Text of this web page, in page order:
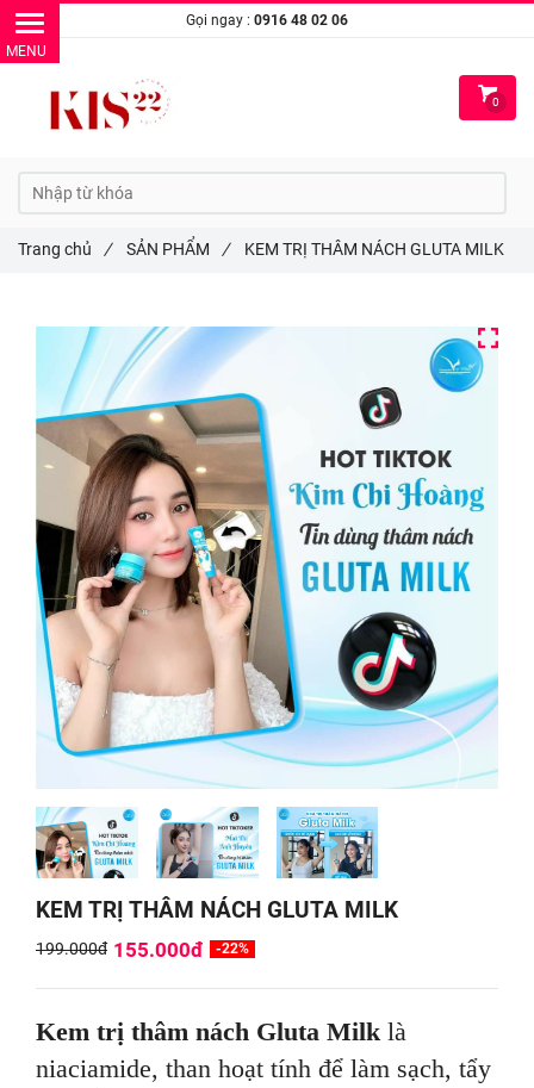
KEM TRỊ THÂM NÁCH GLUTA MILK
199.000đ 155.000đ -22%
Kem trị thâm nách Gluta Milk là
niaciamide, than hoạt tính để làm sạch, tẩy
Trang chủ / SẢN PHẨM / KEM TRỊ THÂM NÁCH GLUTA MILK
Gọi ngay : 0916 48 02 06
0